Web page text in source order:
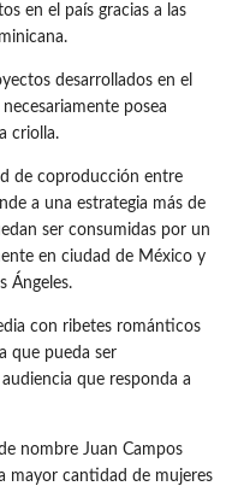
en el país gracias a las
desarrollados en el
posea
criolla.
de coproducción entre
a una estrategia más de
ser consumidas por un
en ciudad de México y
Ángeles.
con ribetes románticos
que pueda ser
que responda a
nombre Juan Campos
mayor cantidad de mujeres